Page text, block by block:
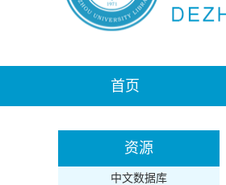
首页
资源
中文数据库